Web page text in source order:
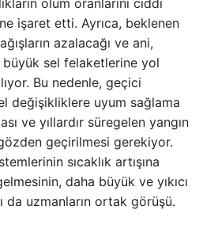
ölüm oranlarını ciddi
işaret etti. Ayrıca, beklenen
azalacağı ve ani,
sel felaketlerine yol
Bu nedenle, geçici
değişikliklere uyum sağlama
ve yıllardır süregelen yangın
geçirilmesi gerekiyor.
sıcaklık artışına
daha büyük ve yıkıcı
da uzmanların ortak görüşü.